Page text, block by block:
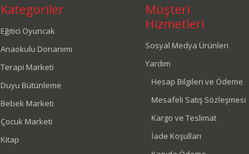
Kategoriler
Eğitici Oyuncak
Anaokulu Donanımı
Terapi Marketi
Duyu Bütünleme
Bebek Marketi
Çocuk Marketi
Kitap
Müşteri
Hizmetleri
Sosyal Medya Ürünleri
Yardım
Hesap Bilgileri ve Ödeme
Mesafeli Satış Sözleşmesi
Kargo ve Teslimat
İade Koşulları